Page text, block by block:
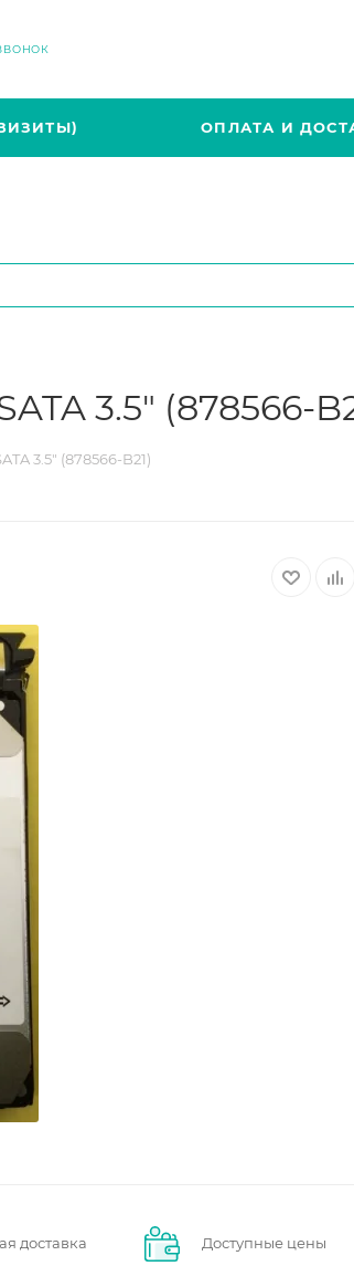
ОПЛАТА И
3.5" (878566-
3.5" (878566-B21)
доставка Доступные цены